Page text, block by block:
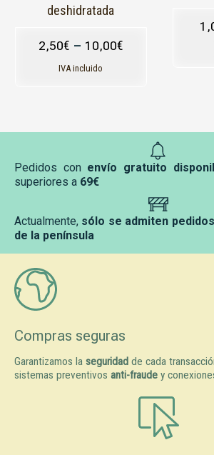
deshidratada
2,50€ – 10,00€
IVA incluido
producto
página
Pedidos con envío gratuito
superiores a 69€
Actualmente, sólo se admiten
de la península
Compras seguras
Garantizamos la seguridad de cada
sistemas preventivos anti-fraude y